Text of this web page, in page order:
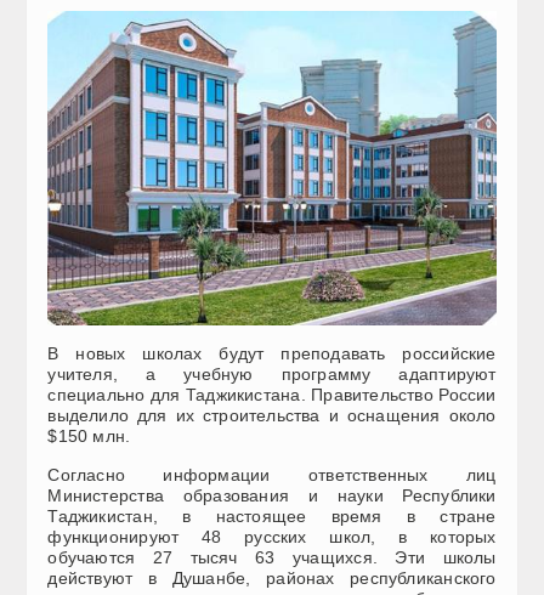
В новых школах будут преподавать российские
учителя, а учебную программу адаптируют
специально для Таджикистана. Правительство России
выделило для их строительства и оснащения около
$150 млн.
Согласно информации ответственных лиц
Министерства образования и науки Республики
Таджикистан, в настоящее время в стране
функционируют 48 русских школ, в которых
обучаются 27 тысяч 63 учащихся. Эти школы
действуют в Душанбе, районах республиканского